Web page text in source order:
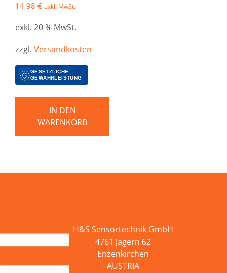
14,98 € exkl. MwSt.
exkl. 20 % MwSt.
zzgl. Versandkosten
GESETZLICHE
GEWÄHRLEISTUNG
IN DEN
WARENKORB
H&S Sensortechnik GmbH
4761 Jagern 62
Enzenkirchen
AUSTRIA